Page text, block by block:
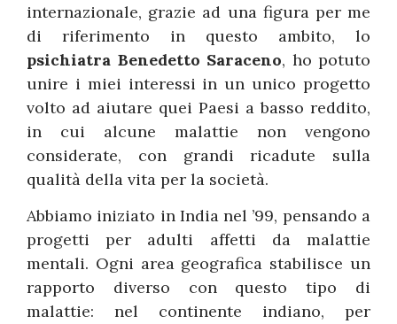
internazionale, grazie ad una figura per me
di riferimento in questo ambito, lo
psichiatra Benedetto Saraceno, ho potuto
unire i miei interessi in un unico progetto
volto ad aiutare quei Paesi a basso reddito,
in cui alcune malattie non vengono
considerate, con grandi ricadute sulla
qualità della vita per la società.
Abbiamo iniziato in India nel ’99, pensando a
progetti per adulti affetti da malattie
mentali. Ogni area geografica stabilisce un
rapporto diverso con questo tipo di
malattie: nel continente indiano, per